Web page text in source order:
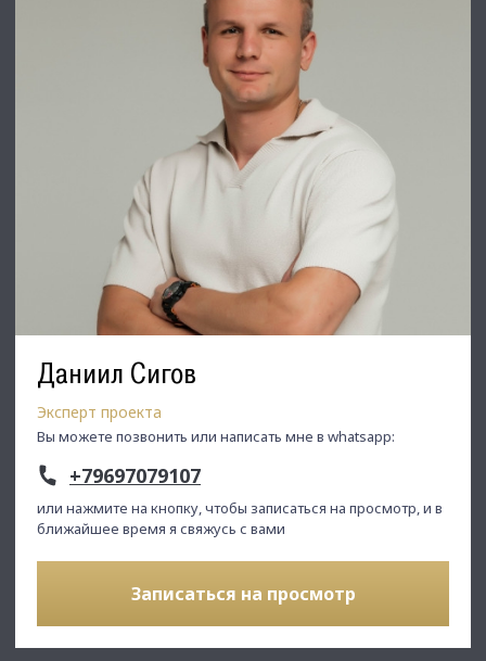
Даниил Сигов
Эксперт проекта
Вы можете позвонить или написать мне в whatsapp:
+79697079107
или нажмите на кнопку, чтобы записаться на просмотр, и в
ближайшее время я свяжусь с вами
Записаться на просмотр